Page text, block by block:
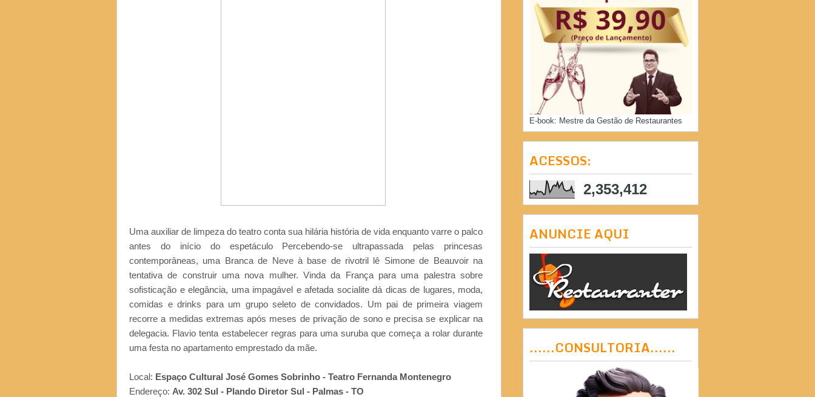
Uma auxiliar de limpeza do teatro conta sua hilária história de vida enquanto varre o palco
antes do início do espetáculo Percebendo-se ultrapassada pelas princesas
contemporâneas, uma Branca de Neve à base de rivotril lê Simone de Beauvoir na
tentativa de construir uma nova mulher. Vinda da França para uma palestra sobre
sofisticação e elegância, uma impagável e afetada socialite dá dicas de lugares, moda,
comidas e drinks para um grupo seleto de convidados. Um pai de primeira viagem
recorre a medidas extremas após meses de privação de sono e precisa se explicar na
delegacia. Flavio tenta estabelecer regras para uma suruba que começa a rolar durante
uma festa no apartamento emprestado da mãe.
Local: Espaço Cultural José Gomes Sobrinho - Teatro Fernanda Montenegro
Endereço: Av. 302 Sul - Plando Diretor Sul - Palmas - TO
E-book: Mestre da Gestão de Restaurantes
ACESSOS:
2,353,412
ANUNCIE AQUI
......CONSULTORIA......